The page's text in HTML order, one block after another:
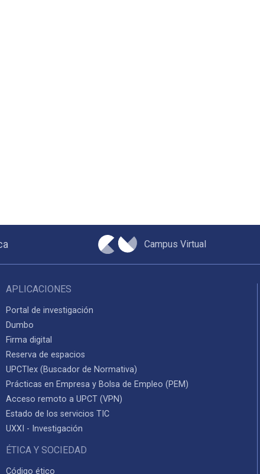
Campus Virtual
APLICACIONES
Portal de investigación
Dumbo
Firma digital
Reserva de espacios
UPCTlex (Buscador de Normativa)
Prácticas en Empresa y Bolsa de Empleo (PEM)
Acceso remoto a UPCT (VPN)
Estado de los servicios TIC
UXXI - Investigación
ÉTICA Y SOCIEDAD
Código ético